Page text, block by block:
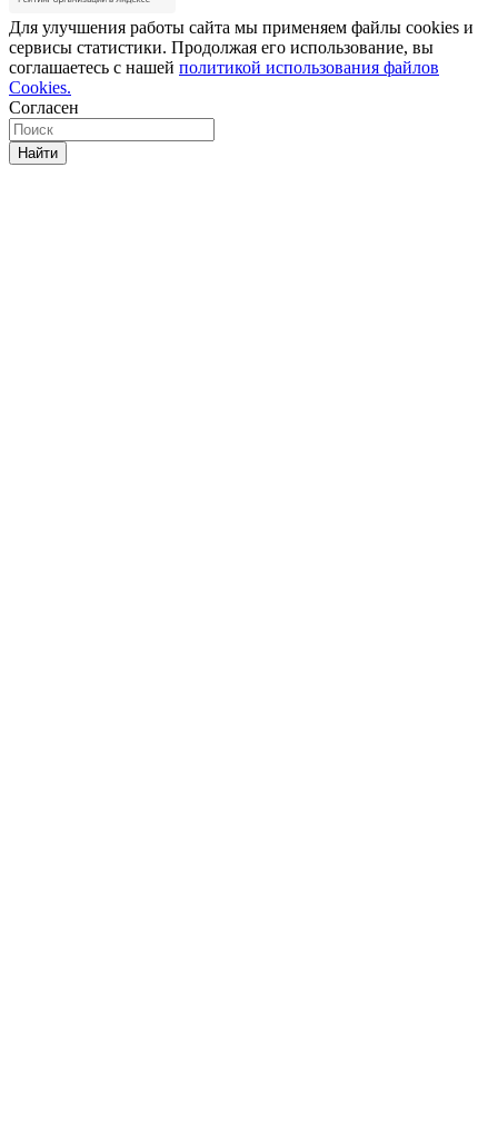
Для улучшения работы сайта мы применяем файлы cookies и
сервисы статистики. Продолжая его использование, вы
соглашаетесь с нашей политикой использования файлов
Cookies.
Согласен
Найти